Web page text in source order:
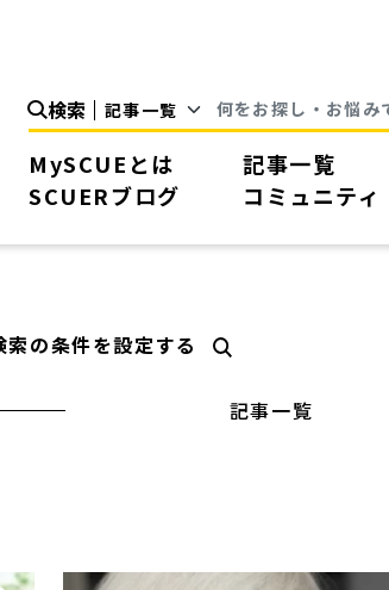
検索
MySCUEとは 記事一覧
SCUERブログ
コミュニティ
索の条件を設定する
記事一覧